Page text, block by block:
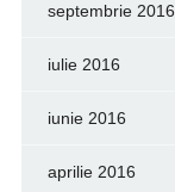
septembrie 2016
iulie 2016
iunie 2016
aprilie 2016